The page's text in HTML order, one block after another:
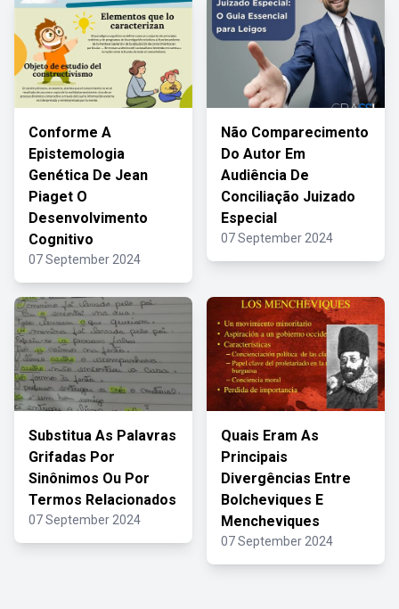
Conforme A
Epistemologia
Genética De Jean
Piaget O
Desenvolvimento
Cognitivo
07 September 2024
Não Comparecimento
Do Autor Em
Audiência De
Conciliação Juizado
Especial
07 September 2024
Substitua As Palavras
Grifadas Por
Sinônimos Ou Por
Termos Relacionados
07 September 2024
Quais Eram As
Principais
Divergências Entre
Bolcheviques E
Mencheviques
07 September 2024